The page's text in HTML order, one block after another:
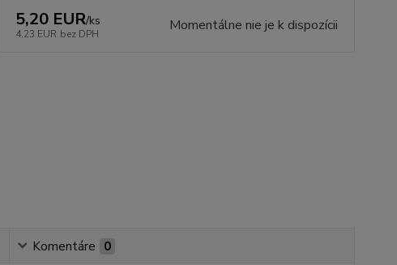
5,20 EUR/ks
4,23 EUR bez DPH Momentálne nie je k dispozícii
Komentáre 0